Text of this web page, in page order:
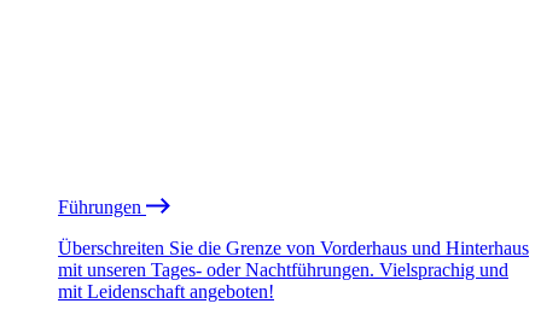
Führungen
Überschreiten Sie die Grenze von Vorderhaus und Hinterhaus
mit unseren Tages- oder Nachtführungen. Vielsprachig und
mit Leidenschaft angeboten!